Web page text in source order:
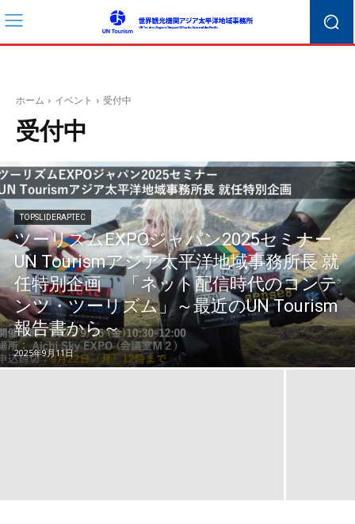
ホーム イベント 受付中
受付中
TOPSLIDERAPTEC
ツーリズムEXPOジャパン2025セミナー
UN Tourismアジア太平洋地域事務所長 就
任特別企画 「ネット配信時代のコンテ
ンツ・ツーリズム」～最近のUN Tourism
報告書から～
2025年9月11日